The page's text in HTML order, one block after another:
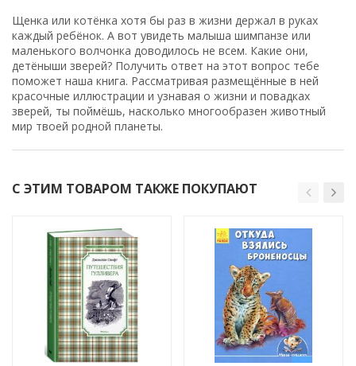
Щенка или котёнка хотя бы раз в жизни держал в руках
каждый ребёнок. А вот увидеть малыша шимпанзе или
маленького волчонка доводилось не всем. Какие они,
детёныши зверей? Получить ответ на этот вопрос тебе
поможет наша книга. Рассматривая размещённые в ней
красочные иллюстрации и узнавая о жизни и повадках
зверей, ты поймёшь, насколько многообразен животный
мир твоей родной планеты.
С ЭТИМ ТОВАРОМ ТАКЖЕ ПОКУПАЮТ